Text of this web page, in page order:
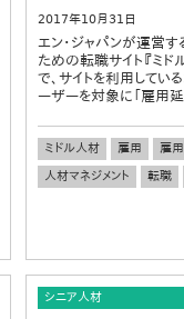
2017年10月31日
エン・ジャパンが運営す
ための転職サイト『ミド
で、サイトを利用して
ーザーを対象に「雇用
ミドル人材 雇用
雇
人材マネジメント
転職
シニア人材